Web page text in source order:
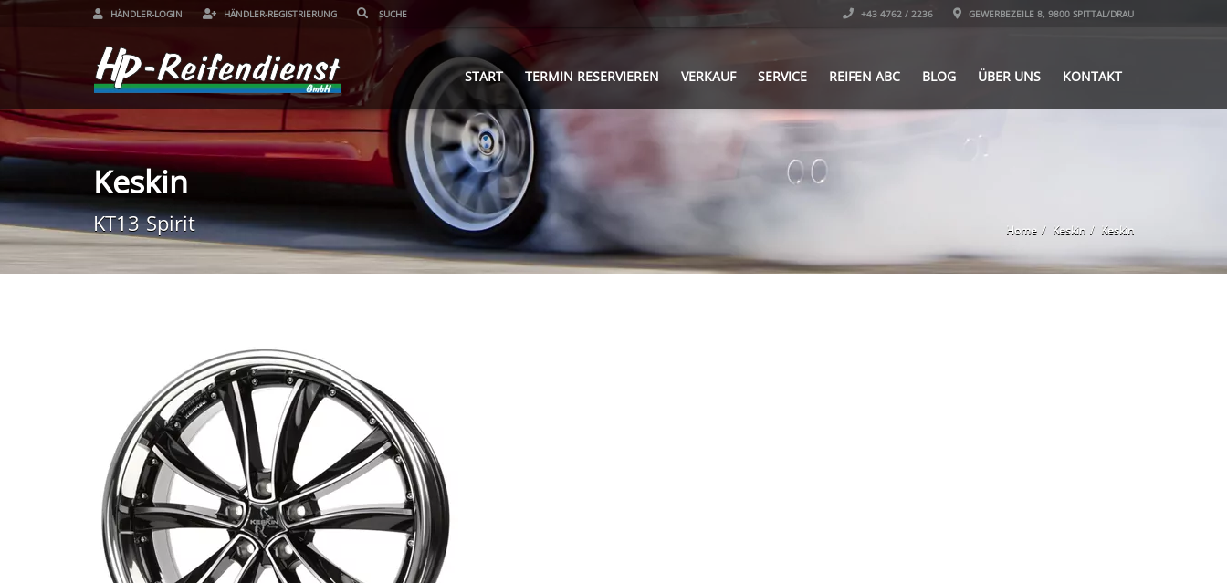
HÄNDLER-LOGIN HÄNDLER-REGISTRIERUNG +43 4762 / 2236 GEWERBEZEILE 8, 9800 SPITTAL/DRAU
START TERMIN RESERVIEREN VERKAUF SERVICE REIFEN ABC BLOG ÜBER UNS KONTAKT
Keskin
KT13 Spirit Home Keskin Keskin